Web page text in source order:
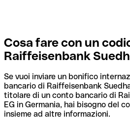
Cosa fare con un
Raiffeisenbank
Se vuoi inviare un bonifico
bancario di Raiffeisenbank
titolare di un conto bancario di
EG in Germania, hai bisogno del
insieme ad altre informazioni.